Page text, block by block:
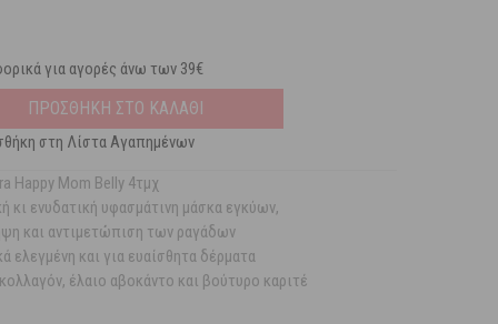
για αγορές άνω των 39€
ΠΡΟΣΘΗΚΗ ΣΤΟ ΚΑΛΑΘΙ
στη Λίστα Αγαπημένων
Happy Mom Belly 4τμχ
κι ενυδατική υφασμάτινη μάσκα εγκύων,
και αντιμετώπιση των ραγάδων
ελεγμένη και για ευαίσθητα δέρματα
έλαιο αβοκάντο και βούτυρο καριτέ